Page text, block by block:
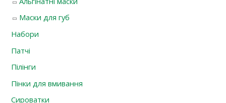
Маски для губ
Набори
Патчі
Пілінги
Пінки для вмивання
Сироватки